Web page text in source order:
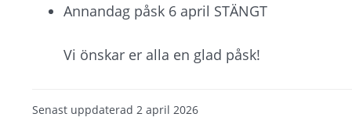
Annandag påsk 6 april STÄNGT
Vi önskar er alla en glad påsk!
Senast uppdaterad 2 april 2026